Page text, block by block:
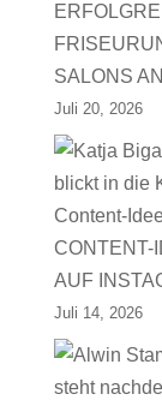
SALONS
Juli 20, 2026
CONTENT-
AUF
Juli 14, 2026